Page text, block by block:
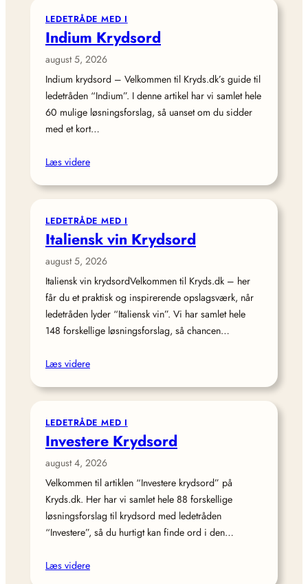
LEDETRÅDE MED I
Indium Krydsord
august 5, 2026
Indium krydsord – Velkommen til Kryds.dk’s guide til
ledetråden “Indium”. I denne artikel har vi samlet hele
60 mulige løsningsforslag, så uanset om du sidder
med et kort…
Læs videre
LEDETRÅDE MED I
Italiensk vin Krydsord
august 5, 2026
Italiensk vin krydsordVelkommen til Kryds.dk – her
får du et praktisk og inspirerende opslagsværk, når
ledetråden lyder “Italiensk vin”. Vi har samlet hele
148 forskellige løsningsforslag, så chancen…
Læs videre
LEDETRÅDE MED I
Investere Krydsord
august 4, 2026
Velkommen til artiklen “Investere krydsord” på
Kryds.dk. Her har vi samlet hele 88 forskellige
løsningsforslag til krydsord med ledetråden
“Investere”, så du hurtigt kan finde ord i den…
Læs videre